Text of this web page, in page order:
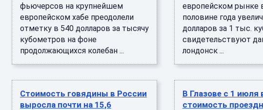
фьючерсов на крупнейшем
европейском хабе преодолели
отметку в 540 долларов за тысячу
кубометров на фоне
продолжающихся колебан ...
европейском рынке
половине года
долларов за 1 тыс.
свидетельствуют
лондонск ...
Стоимость говядины в России
выросла почти на 15,6
В Глазове с 1 июля
стоимость